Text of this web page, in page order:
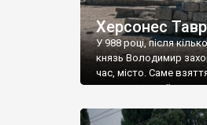
Херсонес
У 988 році, після
князь Володимир
час, місто. Саме
диктувати свої умови
Херсонесі Володимир-